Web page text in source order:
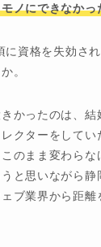
ノにできなかっ
資格を失効され
。
きかったのは、
クターをしてい
のまま変わらな
と思いながら
ブ業界から距離